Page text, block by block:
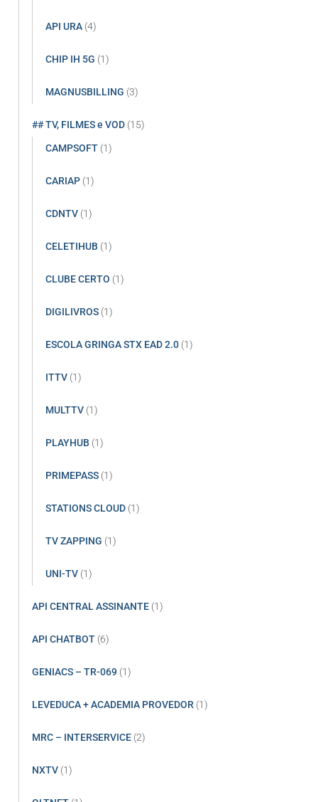
API URA (4)
CHIP IH 5G (1)
MAGNUSBILLING (3)
## TV, FILMES e VOD (15)
CAMPSOFT (1)
CARIAP (1)
CDNTV (1)
CELETIHUB (1)
CLUBE CERTO (1)
DIGILIVROS (1)
ESCOLA GRINGA STX EAD 2.0 (1)
ITTV (1)
MULTTV (1)
PLAYHUB (1)
PRIMEPASS (1)
STATIONS CLOUD (1)
TV ZAPPING (1)
UNI-TV (1)
API CENTRAL ASSINANTE (1)
API CHATBOT (6)
GENIACS – TR-069 (1)
LEVEDUCA + ACADEMIA PROVEDOR (1)
MRC – INTERSERVICE (2)
NXTV (1)